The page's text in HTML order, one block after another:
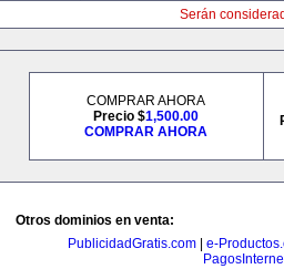
Serán
COMPRAR AHORA
Precio $1,500.00
COMPRAR AHORA
Otros dominios en venta:
PublicidadGratis.com
e-